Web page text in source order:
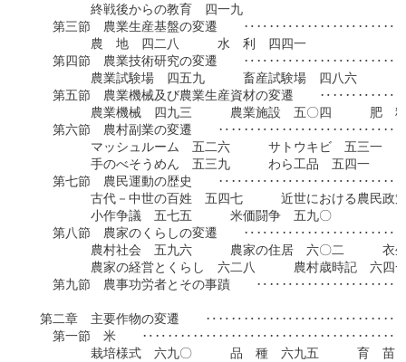
終戦後からの教育　四一九
第三節　農業生産基盤の変遷　　
農　地　四二八　　　水　利　四四一
第四節　農業技術研究の変遷　　
農業試験場　四五九　　　畜産試験場　四八六
第五節　農業機械及び農業生産資材の変遷　　
農業機械　四九三　　　農業施設　五〇四　　　肥　料
第六節　農村副業の変遷　　
マッシュルーム　五二六　　　サトウキビ　五三一　　
手のべそうめん　五三九　　　わら工品　五四一
第七節　農民運動の歴史　　
古代－中世の百姓　五四七　　　近世における農民政策
小作争議　五七五　　　米価闘争　五九〇
第八節　農家のくらしの変遷　　
農村社会　五九六　　　農家の住居　六〇二　　　衣
農家の経営とくらし　六二八　　　農村歳時記　六四
第九節　農事功労者とその事蹟　　
第二章　主要作物の変遷　　
第一節　米　　
栽培様式　六九〇　　　品　種　六九五　　　育　苗　